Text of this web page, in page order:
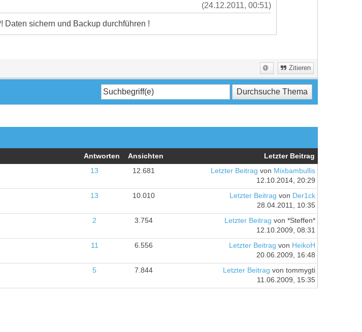
(24.12.2011, 00:51)
Daten sichern und Backup durchführen !
Zitieren
Antworten Ansichten Letzter Beitrag
13 12.681 Letzter Beitrag von Mixbambullis
12.10.2014, 20:29
13 10.010 Letzter Beitrag von Der1ck
28.04.2011, 10:35
2 3.754 Letzter Beitrag von *Steffen*
12.10.2009, 08:31
11 6.556 Letzter Beitrag von HeikoH
20.06.2009, 16:48
5 7.844 Letzter Beitrag von tommygti
11.06.2009, 15:35